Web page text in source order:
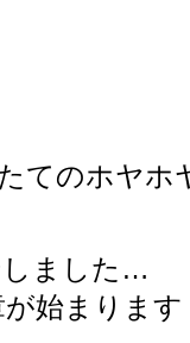
てのホヤホ
しました…
始まります